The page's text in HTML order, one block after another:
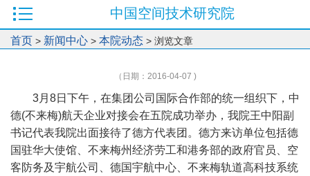
中国空间技术研究院
首页 > 新闻中心 > 本院动态 > 浏览文章
（日期：2016-04-07 )
3月8日下午，在集团公司国际合作部的统一组织下，中
德(不来梅)航天企业对接会在五院成功举办，我院王中阳副
书记代表我院出面接待了德方代表团。德方来访单位包括德
国驻华大使馆、不来梅州经济劳工和港务部的政府官员、空
客防务及宇航公司、德国宇航中心、不来梅轨道高科技系统